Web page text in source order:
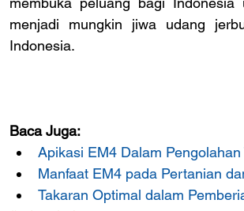
menjadi mungkin jiwa udang
Indonesia.
Baca Juga:
Apikasi EM4 Dalam Pengolahan
Manfaat EM4 pada Pertanian
Takaran Optimal dalam